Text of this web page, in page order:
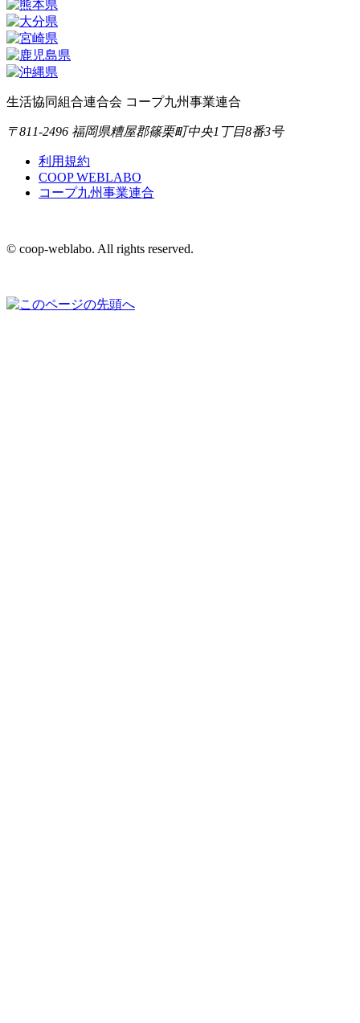
生活協同組合連合会 コープ九州事業連合
〒811-2496 福岡県糟屋郡篠栗町中央1丁目8番3号
利用規約
COOP WEBLABO
コープ九州事業連合
© coop-weblabo. All rights reserved.